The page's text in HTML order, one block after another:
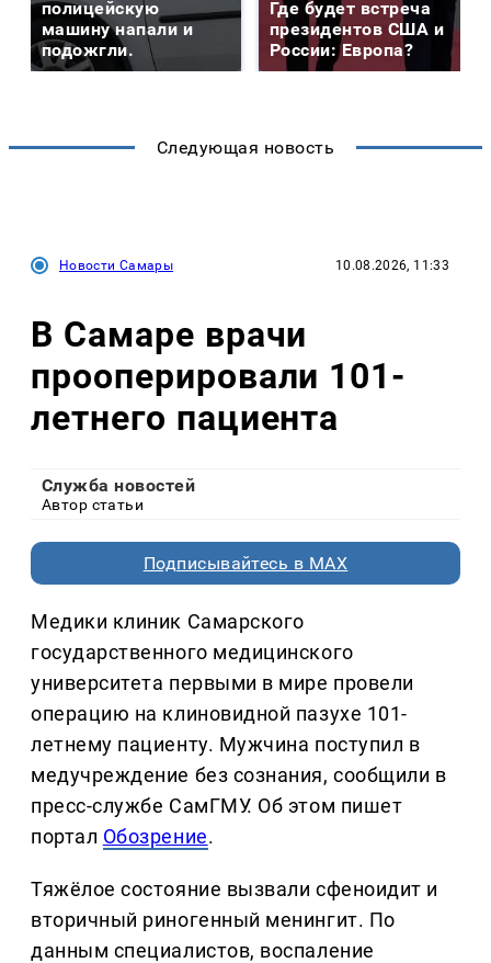
полицейскую
машину напали и
подожгли.
Где будет встреча
президентов США и
России: Европа?
Следующая новость
Новости Самары 10.08.2026, 11:33
В Самаре врачи
прооперировали 101-
летнего пациента
Служба новостей
Автор статьи
Подписывайтесь в MAX
Медики клиник Самарского
государственного медицинского
университета первыми в мире провели
операцию на клиновидной пазухе 101-
летнему пациенту. Мужчина поступил в
медучреждение без сознания, сообщили в
пресс-службе СамГМУ. Об этом пишет
портал Обозрение.
Тяжёлое состояние вызвали сфеноидит и
вторичный риногенный менингит. По
данным специалистов, воспаление